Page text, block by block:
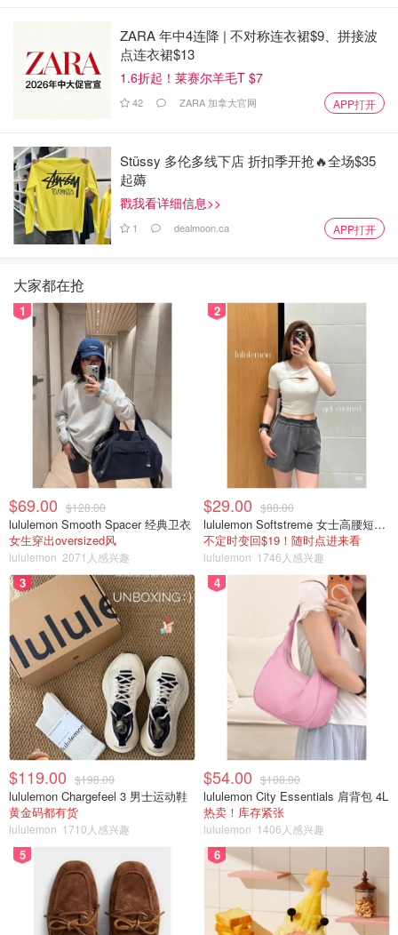
ZARA 年中4连降 | 不对称连衣裙$9、拼接波
点连衣裙$13
1.6折起！莱赛尔羊毛T $7
42 ZARA 加拿大官网 APP打开
Stüssy 多伦多线下店 折扣季开抢🔥全场$35
起薅
戳我看详细信息>>
1 dealmoon.ca APP打开
大家都在抢
1
$69.00 $128.00
lululemon Smooth Spacer 经典卫衣
女生穿出oversized风
lululemon 2071人感兴趣
2
$29.00 $88.00
lululemon Softstreme 女士高腰短裤 10cm
不定时变回$19！随时点进来看
lululemon 1746人感兴趣
3
$119.00 $198.00
lululemon Chargefeel 3 男士运动鞋
黄金码都有货
lululemon 1710人感兴趣
4
$54.00 $108.00
lululemon City Essentials 肩背包 4L
热卖！库存紧张
lululemon 1406人感兴趣
5 6